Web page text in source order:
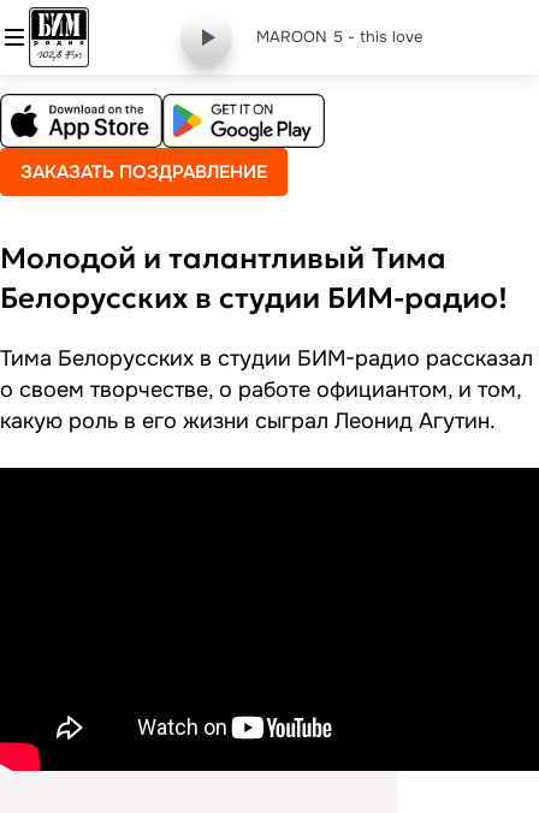
MAROON 5 - this love
ЗАКАЗАТЬ ПОЗДРАВЛЕНИЕ
Молодой и талантливый Тима
Белорусских в студии БИМ-радио!
Тима Белорусских в студии БИМ-радио рассказал
о своем творчестве, о работе официантом, и том,
какую роль в его жизни сыграл Леонид Агутин.